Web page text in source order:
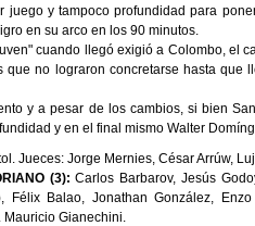
juego y tampoco profundidad para
en su arco en los 90 minutos.
cuando llegó exigió a Colombo, el
que no lograron concretarse hasta
y a pesar de los cambios, si bien
y en el final mismo Walter
Jueces: Jorge Mernies, César Arrúw,
(3): Carlos Barbarov, Jesús
Félix Balao, Jonathan González,
Mauricio Gianechini.